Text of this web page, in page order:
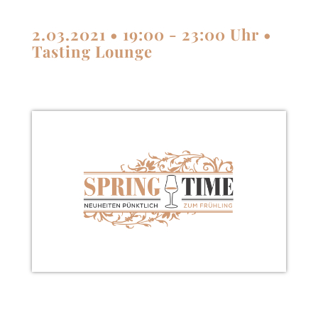
2.03.2021 • 19:00 - 23:00 Uhr •
Tasting Lounge